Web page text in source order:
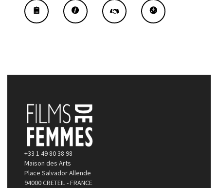
+33 1 49 80 38 98
Maison des Arts
Place Salvador Allende
94000 CRETEIL - FRANCE